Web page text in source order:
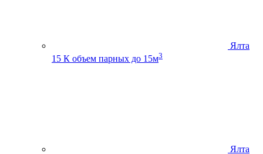
Ялта
15 К объем парных до 15м3
Ялта